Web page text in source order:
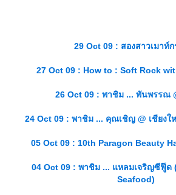
29 Oct 09 : สองสาวเมาท์
27 Oct 09 : How to : Soft Rock
26 Oct 09 : พาชิม ... พันพรรณ
24 Oct 09 : พาชิม ... คุณเชิญ @ เชียงใ
05 Oct 09 : 10th Paragon Beauty
04 Oct 09 : พาชิม ... แหลมเจริญซีฟู๊ด
Seafood)